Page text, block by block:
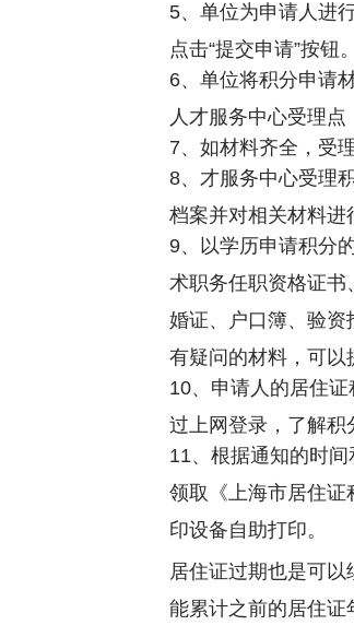
5、单位为申请人进
点击“提交申请”按钮。
6、单位将积分申请
人才服务中心受理点
7、如材料齐全，受
8、才服务中心受理
档案并对相关材料进
9、以学历申请积分
术职务任职资格证
婚证、户口簿、验
有疑问的材料，可以
10、申请人的居住
过上网登录，了解积
11、根据通知的时
领取《上海市居住
印设备自助打印。
居住证过期也是可
能累计之前的居住证